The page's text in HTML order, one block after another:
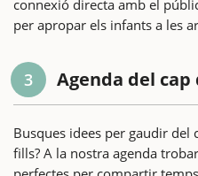
connexió directa amb el
per apropar els infants a les
3 Agenda del
Busques idees per gaudir del
fills? A la nostra agenda